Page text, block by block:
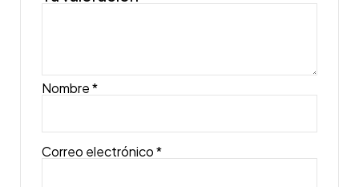
Nombre*
Correo electrónico*